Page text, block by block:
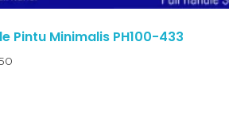
Pintu Minimalis PH100-433